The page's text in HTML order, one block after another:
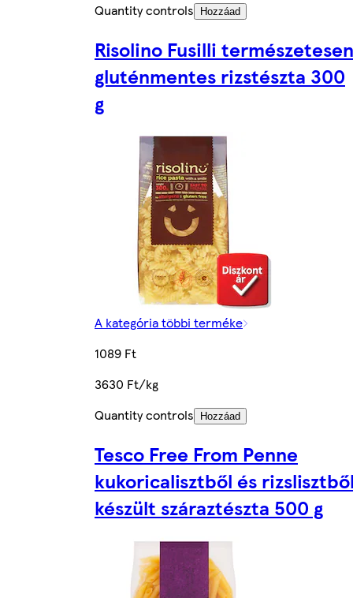
Quantity controls
Hozzáad
Risolino Fusilli természetesen
gluténmentes rizstészta 300
g
A kategória többi terméke
1089 Ft
3630 Ft/kg
Quantity controls
Hozzáad
Tesco Free From Penne
kukoricalisztből és
készült száraztészta 500 g